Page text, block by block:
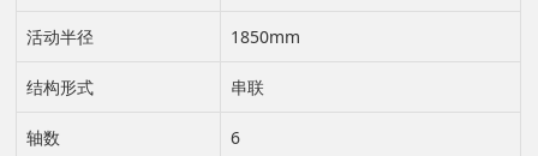
活动半径 1850mm
结构形式 串联
轴数 6